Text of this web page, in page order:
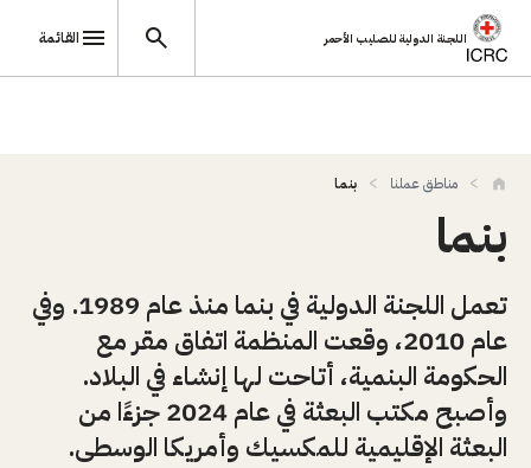
تجاوز إلى المحتوى الرئيسي
اللجنة الدولية للصليب الأحمر القائمة
مناطق عملنا بنما
بنما
تعمل اللجنة الدولية في بنما منذ عام 1989. وفي
عام 2010، وقعت المنظمة اتفاق مقر مع
الحكومة البنمية، أتاحت لها إنشاء في البلاد.
وأصبح مكتب البعثة في عام 2024 جزءًا من
البعثة الإقليمية للمكسيك وأمريكا الوسطى.